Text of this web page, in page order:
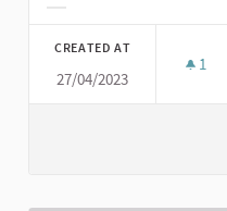
CREATED AT
27/04/2023
1